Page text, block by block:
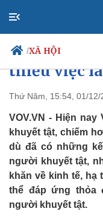
/XÃ HỘI
Chính trị
Đảng
Tổ chức nhân sự
Quốc hội
Nhận diện sự thật
Nhiều
tiếp cận
thiếu việc
Thứ Năm, 15:54, 01/12/
VOV.VN - Hiện
khuyết tật, chiếm
dù đã có những
người khuyết tật,
khăn về kinh tế,
thể đáp ứng thỏa
người khuyết tật.